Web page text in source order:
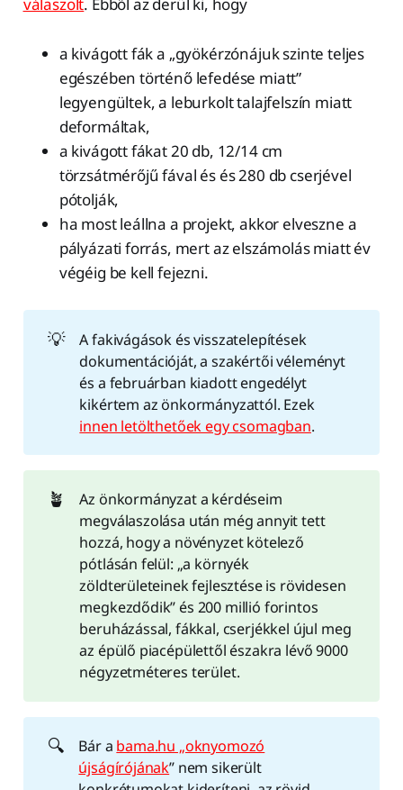
válaszolt. Ebből az derül ki, hogy
a kivágott fák a „gyökérzónájuk szinte teljes
egészében történő lefedése miatt”
legyengültek, a leburkolt talajfelszín miatt
deformáltak,
a kivágott fákat 20 db, 12/14 cm
törzsátmérőjű fával és és 280 db cserjével
pótolják,
ha most leállna a projekt, akkor elveszne a
pályázati forrás, mert az elszámolás miatt év
végéig be kell fejezni.
💡
A fakivágások és visszatelepítések
dokumentációját, a szakértői véleményt
és a februárban kiadott engedélyt
kikértem az önkormányzattól. Ezek
innen letölthetőek egy csomagban.
🪴
Az önkormányzat a kérdéseim
megválaszolása után még annyit tett
hozzá, hogy a növényzet kötelező
pótlásán felül: „a környék
zöldterületeinek fejlesztése is rövidesen
megkezdődik” és 200 millió forintos
beruházással, fákkal, cserjékkel újul meg
az épülő piacépülettől északra lévő 9000
négyzetméteres terület.
🔍 Bár a bama.hu „oknyomozó
újságírójának” nem sikerült